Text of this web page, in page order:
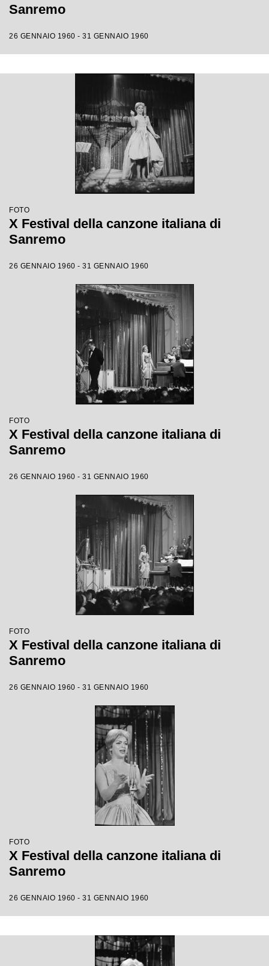
Sanremo
26 GENNAIO 1960 - 31 GENNAIO 1960
FOTO
X Festival della canzone italiana di
Sanremo
26 GENNAIO 1960 - 31 GENNAIO 1960
FOTO
X Festival della canzone italiana di
Sanremo
26 GENNAIO 1960 - 31 GENNAIO 1960
FOTO
X Festival della canzone italiana di
Sanremo
26 GENNAIO 1960 - 31 GENNAIO 1960
FOTO
X Festival della canzone italiana di
Sanremo
26 GENNAIO 1960 - 31 GENNAIO 1960